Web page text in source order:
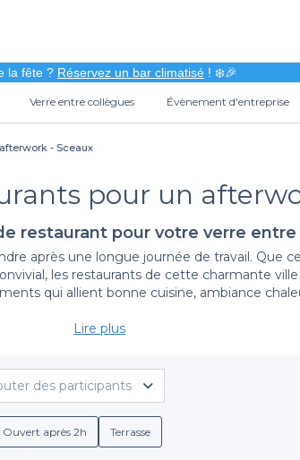
la fête ? Réservez un bar climatisé! ❄️🎉
Verre entre collègues Évènement d'entreprise
- Sceaux
pour un
restaurant pour votre verre entre
après une longue journée de travail. Que
les restaurants de cette charmante
qui allient bonne cuisine, ambiance
une sélection variée de restaurants,
la cuisine traditionnelle aux saveurs plus
vous trouverez des conditions de
Lire plus
des participants
Ouvert après 2h Terrasse